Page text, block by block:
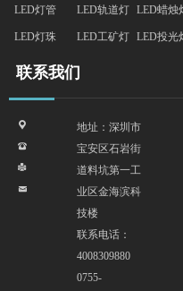
LED灯管
LED灯珠
LED蜡烛
LED投光
LED轨道灯
LED工矿灯
联系我们
地址：深圳市
宝安区石岩街
道料坑第一工
业区金海滨科
技楼
联系电话：
4008309880
0755-
끇
뀰
넔
낂